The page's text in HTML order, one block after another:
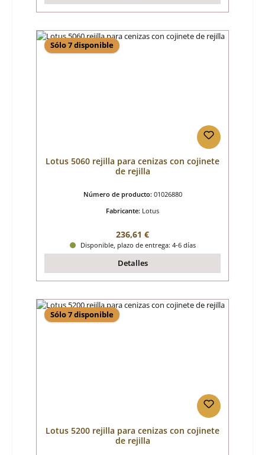
Sólo 7 disponible
Lotus 5060 rejilla para cenizas con cojinete
de rejilla
Número de producto: 01026880
Fabricante: Lotus
Precio normal:
236,61 €
Disponible, plazo de entrega: 4-6 días
Detalles
Sólo 7 disponible
Lotus 5200 rejilla para cenizas con cojinete
de rejilla